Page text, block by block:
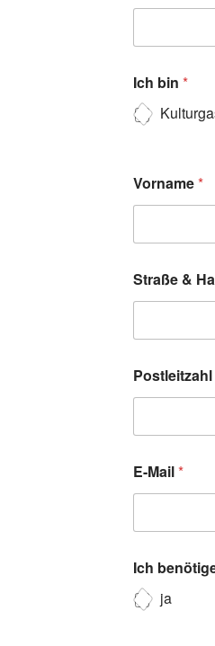
Ich bin *
Vorname*
Straße &
Postleitzahl
E-Mail*
Ich
ja